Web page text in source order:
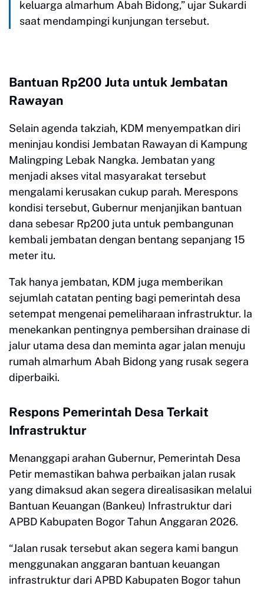
keluarga almarhum Abah Bidong,” ujar Sukardi
saat mendampingi kunjungan tersebut.
Bantuan Rp200 Juta untuk Jembatan
Rawayan
​Selain agenda takziah, KDM menyempatkan diri
meninjau kondisi Jembatan Rawayan di Kampung
Malingping Lebak Nangka. Jembatan yang
menjadi akses vital masyarakat tersebut
mengalami kerusakan cukup parah. Merespons
kondisi tersebut, Gubernur menjanjikan bantuan
dana sebesar Rp200 juta untuk pembangunan
kembali jembatan dengan bentang sepanjang 15
meter itu.
​Tak hanya jembatan, KDM juga memberikan
sejumlah catatan penting bagi pemerintah desa
setempat mengenai pemeliharaan infrastruktur. Ia
menekankan pentingnya pembersihan drainase di
jalur utama desa dan meminta agar jalan menuju
rumah almarhum Abah Bidong yang rusak segera
diperbaiki.
Respons Pemerintah Desa Terkait
Infrastruktur
​Menanggapi arahan Gubernur, Pemerintah Desa
Petir memastikan bahwa perbaikan jalan rusak
yang dimaksud akan segera direalisasikan melalui
Bantuan Keuangan (Bankeu) Infrastruktur dari
APBD Kabupaten Bogor Tahun Anggaran 2026.
​“Jalan rusak tersebut akan segera kami bangun
menggunakan anggaran bantuan keuangan
infrastruktur dari APBD Kabupaten Bogor tahun